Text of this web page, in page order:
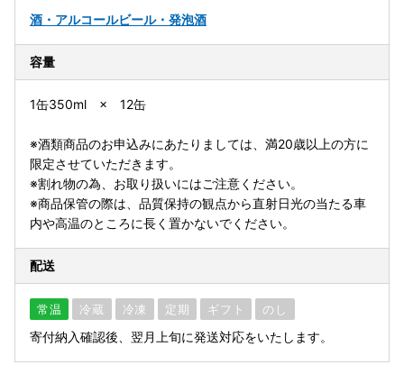
酒・アルコールビール・発泡酒
容量
1缶350ml × 12缶
※酒類商品のお申込みにあたりましては、満20歳以上の方に
限定させていただきます。
※割れ物の為、お取り扱いにはご注意ください。
※商品保管の際は、品質保持の観点から直射日光の当たる車
内や高温のところに長く置かないでください。
配送
常温 冷蔵 冷凍 定期 ギフト のし
寄付納入確認後、翌月上旬に発送対応をいたします。